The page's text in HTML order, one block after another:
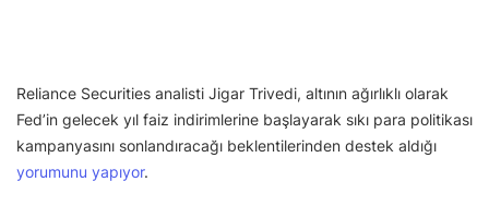
Reliance Securities analisti Jigar Trivedi, altının ağırlıklı olarak
Fed’in gelecek yıl faiz indirimlerine başlayarak sıkı para politikası
kampanyasını sonlandıracağı beklentilerinden destek aldığı
yorumunu yapıyor.